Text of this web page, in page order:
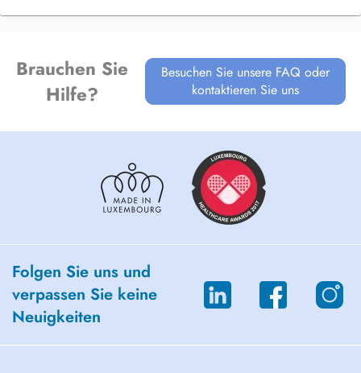
Brauchen Sie
Hilfe?
Besuchen Sie unsere FAQ oder
kontaktieren Sie uns
Folgen Sie uns und
verpassen Sie keine
Neuigkeiten